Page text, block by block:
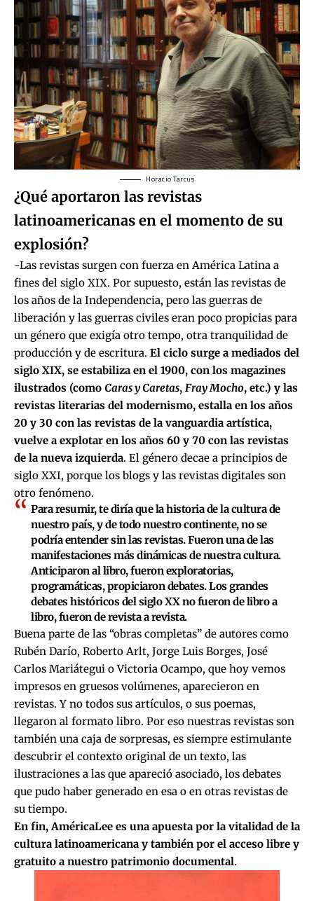
Horacio Tarcus
¿Qué aportaron las revistas
latinoamericanas en el momento de su
explosión?
-Las revistas surgen con fuerza en América Latina a
fines del siglo XIX. Por supuesto, están las revistas de
los años de la Independencia, pero las guerras de
liberación y las guerras civiles eran poco propicias para
un género que exigía otro tempo, otra tranquilidad de
producción y de escritura. El ciclo surge a mediados del
siglo XIX, se estabiliza en el 1900, con los magazines
ilustrados (como Caras y Caretas, Fray Mocho, etc.) y las
revistas literarias del modernismo, estalla en los años
20 y 30 con las revistas de la vanguardia artística,
vuelve a explotar en los años 60 y 70 con las revistas
de la nueva izquierda. El género decae a principios de
siglo XXI, porque los blogs y las revistas digitales son
otro fenómeno.
Para resumir, te diría que la historia de la cultura de
nuestro país, y de todo nuestro continente, no se
podría entender sin las revistas. Fueron una de las
manifestaciones más dinámicas de nuestra cultura.
Anticiparon al libro, fueron exploratorias,
programáticas, propiciaron debates. Los grandes
debates históricos del siglo XX no fueron de libro a
libro, fueron de revista a revista.
Buena parte de las “obras completas” de autores como
Rubén Darío, Roberto Arlt, Jorge Luis Borges, José
Carlos Mariátegui o Victoria Ocampo, que hoy vemos
impresos en gruesos volúmenes, aparecieron en
revistas. Y no todos sus artículos, o sus poemas,
llegaron al formato libro. Por eso nuestras revistas son
también una caja de sorpresas, es siempre estimulante
descubrir el contexto original de un texto, las
ilustraciones a las que apareció asociado, los debates
que pudo haber generado en esa o en otras revistas de
su tiempo.
En fin, AméricaLee es una apuesta por la vitalidad de la
cultura latinoamericana y también por el acceso libre y
gratuito a nuestro patrimonio documental.